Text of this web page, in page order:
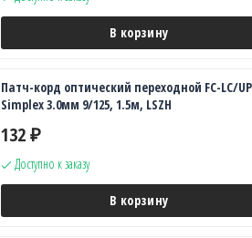
В корзину
Патч-корд оптический переходной FC-LC/
Simplex 3.0мм 9/125, 1.5м, LSZH
132 ₽
Доступно к заказу
В корзину